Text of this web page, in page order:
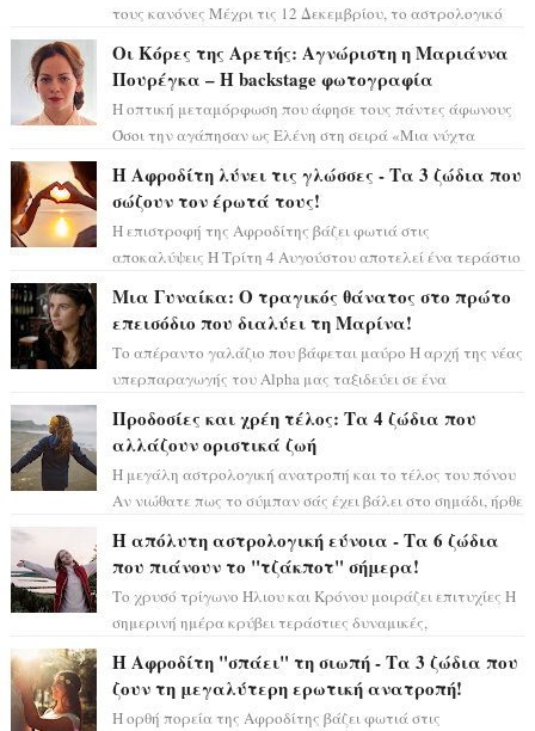
τους κανόνες Μέχρι τις 12 Δεκεμβρίου, το αστρολογικό
Οι Κόρες της Αρετής: Αγνώριστη η Μαριάννα
Πουρέγκα – H backstage φωτογραφία
Η οπτική μεταμόρφωση που άφησε τους πάντες άφωνους
Όσοι την αγάπησαν ως Ελένη στη σειρά «Μια νύχτα
Η Αφροδίτη λύνει τις γλώσσες - Τα 3 ζώδια που
σώζουν τον έρωτά τους!
Η επιστροφή της Αφροδίτης βάζει φωτιά στις
αποκαλύψεις Η Τρίτη 4 Αυγούστου αποτελεί ένα τεράστιο
Μια Γυναίκα: Ο τραγικός θάνατος στο πρώτο
επεισόδιο που διαλύει τη Μαρίνα!
Το απέραντο γαλάζιο που βάφεται μαύρο Η αρχή της νέας
υπερπαραγωγής του Alpha μας ταξιδεύει σε ένα
Προδοσίες και χρέη τέλος: Τα 4 ζώδια που
αλλάζουν οριστικά ζωή
Η μεγάλη αστρολογική ανατροπή και το τέλος του πόνου
Αν νιώθατε πως το σύμπαν σάς έχει βάλει στο σημάδι, ήρθε
Η απόλυτη αστρολογική εύνοια - Τα 6 ζώδια
που πιάνουν το "τζάκποτ" σήμερα!
Το χρυσό τρίγωνο Ήλιου και Κρόνου μοιράζει επιτυχίες Η
σημερινή ημέρα κρύβει τεράστιες δυναμικές,
Η Αφροδίτη "σπάει" τη σιωπή - Τα 3 ζώδια που
ζουν τη μεγαλύτερη ερωτική ανατροπή!
Η ορθή πορεία της Αφροδίτης βάζει φωτιά στις